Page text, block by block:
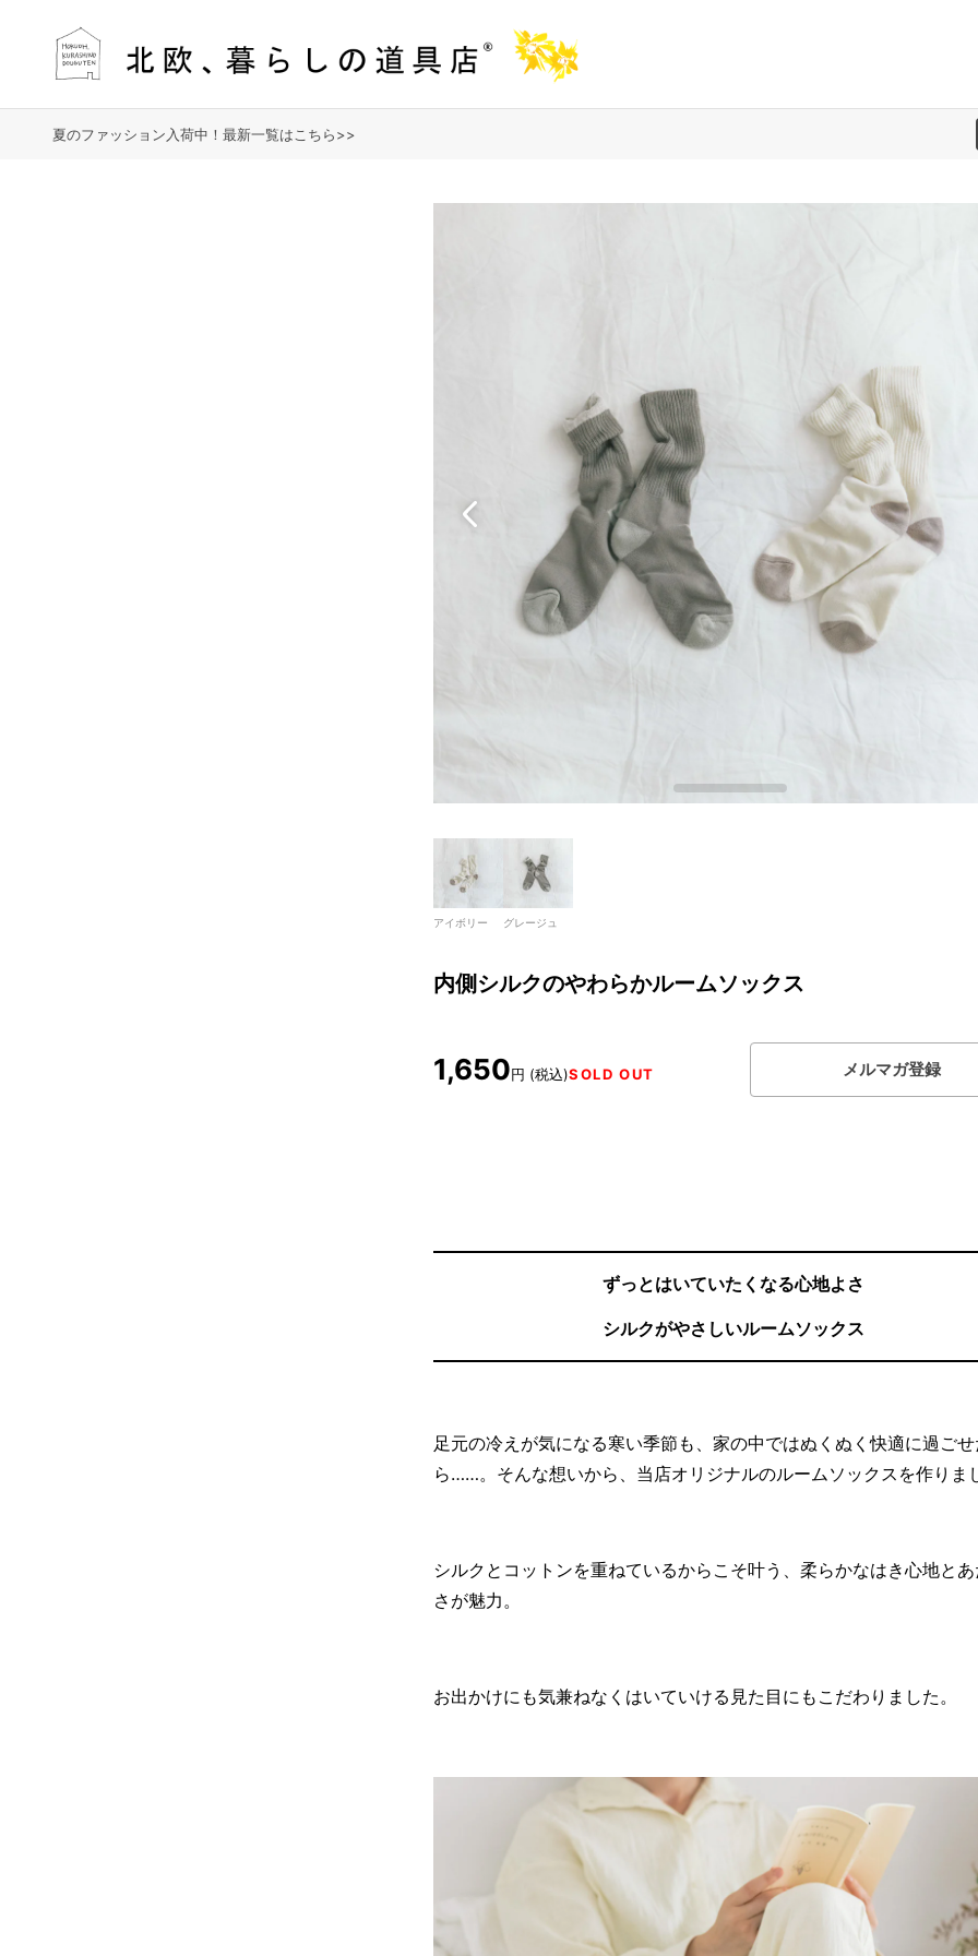
夏のファッション入荷中！最新一覧はこちら>>
アイボリー グレージュ
内側シルクのやわらかルームソックス
1,650円 (税込)SOLD OUT メルマガ登録
ずっとはいていたくなる心地よさ
シルクがやさしいルームソックス
足元の冷えが気になる寒い季節も、家の中ではぬくぬく快適に過ご
ら……。そんな想いから、当店オリジナルのルームソックスを作りま
シルクとコットンを重ねているからこそ叶う、柔らかなはき心地と
さが魅力。
お出かけにも気兼ねなくはいていける見た目にもこだわりました。